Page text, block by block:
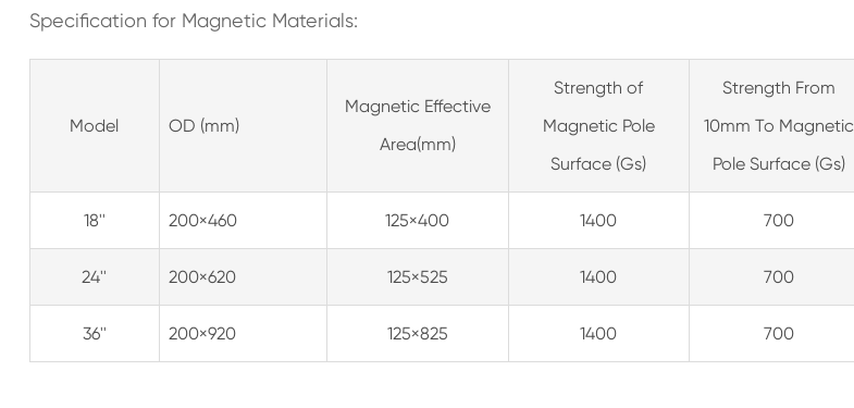
Specification for Magnetic Materials:
Model OD (mm)
Magnetic Effective
Area(mm)
Strength of
Magnetic Pole
Surface (Gs)
Strength From
10mm To Magnetic
Pole Surface (Gs)
18'' 200×460 125×400 1400 700
24'' 200×620 125×525 1400 700
36'' 200×920 125×825 1400 700